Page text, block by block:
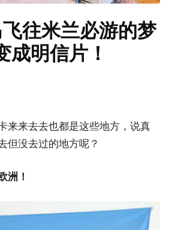
往米兰必游的梦
明信片！
来来去去也都是这些地方，说真
但没去过的地方呢？
洲！